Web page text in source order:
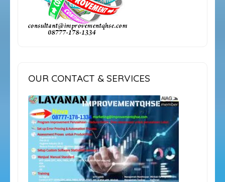
OUR CONTACT & SERVICES